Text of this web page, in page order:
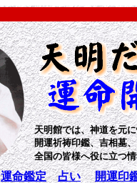
天明館では、神道を元
開運祈祷印鑑、吉相墓
全国の皆様へ役に立
運命鑑定 占い 開運印